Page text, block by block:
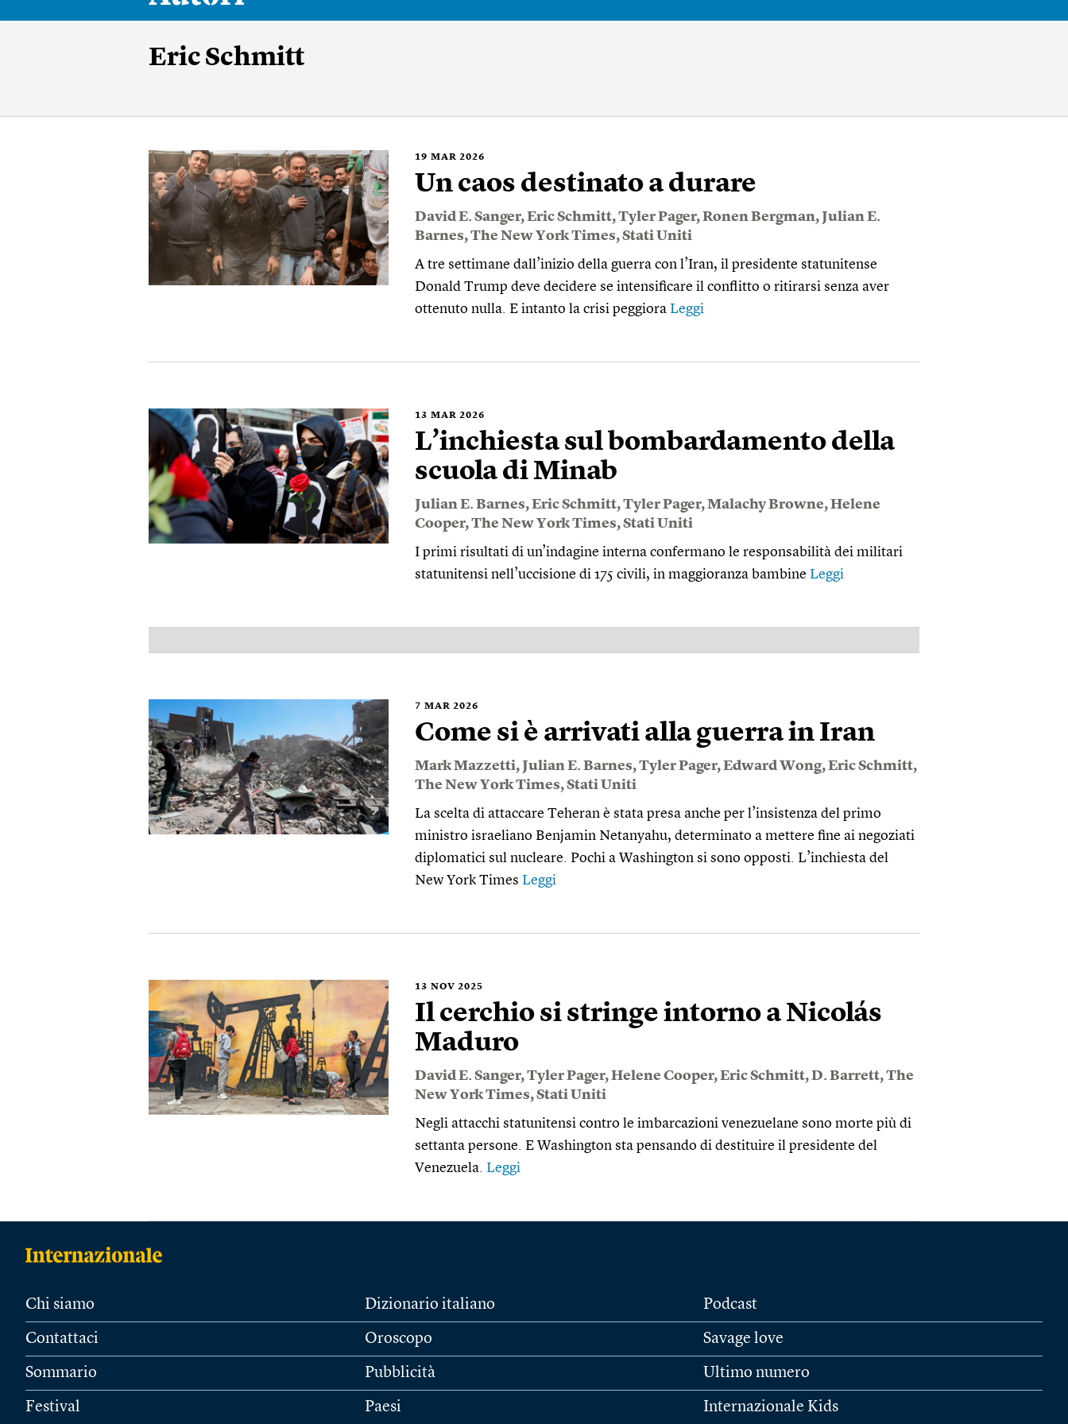
Eric Schmitt
19 MAR 2026
Un caos destinato a durare
David E. Sanger,Eric Schmitt,Tyler Pager,Ronen Bergman, Julian E.
Barnes,The New York Times,Stati Uniti
A tre settimane dall’inizio della guerra con l’Iran, il presidente statunitense
Donald Trump deve decidere se intensificare il conflitto o ritirarsi senza aver
ottenuto nulla. E intanto la crisi peggiora Leggi
13 MAR 2026
L’inchiesta sul bombardamento della
scuola di Minab
Julian E. Barnes,Eric Schmitt,Tyler Pager,Malachy Browne,Helene
Cooper,The New York Times,Stati Uniti
I primi risultati di un’indagine interna confermano le responsabilità dei militari
statunitensi nell’uccisione di 175 civili, in maggioranza bambine Leggi
7 MAR 2026
Come si è arrivati alla guerra in Iran
Mark Mazzetti, Julian E. Barnes,Tyler Pager,Edward Wong,Eric Schmitt,
The New York Times,Stati Uniti
La scelta di attaccare Teheran è stata presa anche per l’insistenza del primo
ministro israeliano Benjamin Netanyahu, determinato a mettere fine ai negoziati
diplomatici sul nucleare. Pochi a Washington si sono opposti. L’inchiesta del
New York Times Leggi
13 NOV 2025
Il cerchio si stringe intorno a Nicolás
Maduro
David E. Sanger,Tyler Pager,Helene Cooper,Eric Schmitt,D. Barrett,The
New York Times,Stati Uniti
Negli attacchi statunitensi contro le imbarcazioni venezuelane sono morte più di
settanta persone. E Washington sta pensando di destituire il presidente del
Venezuela. Leggi
Chi siamo
Contattaci
Sommario
Festival
Dizionario italiano
Oroscopo
Pubblicità
Paesi
Podcast
Savage love
Ultimo numero
Internazionale Kids